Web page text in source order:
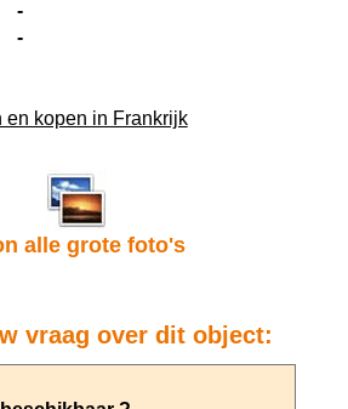
-
-
en kopen in Frankrijk
alle grote foto's
vraag over dit object: